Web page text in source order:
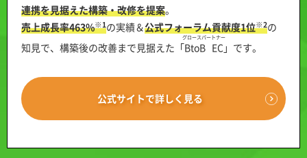
連携を見据えた構築・改修を提案。
売上成長率463%※1の実績＆公式フォーラム貢献度1位※2の
知見で、構築後の改善まで見据えた「BtoB EC
グロースパートナー
」です。
公式サイトで詳しく見る